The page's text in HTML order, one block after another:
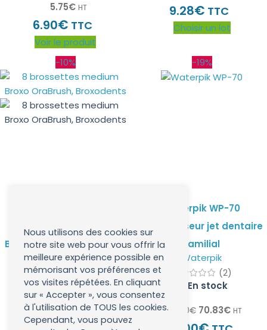
5.75€ HT
6.90€ TTC
Voir le produit
9.28€ TTC
Choisir un lot
-10%
Broxo OraBrush,
Broxodents mécanique &
sonique
Broxo
(12)
En stock
42.50€ 38.33€ HT
-19%
Waterpik WP-70
hydropulseur jet dentaire
familial
Waterpik
(2)
En stock
87.90€ 70.83€ HT
Nous utilisons des cookies sur
notre site web pour vous offrir la
meilleure expérience possible en
mémorisant vos préférences et
vos visites répétées. En cliquant
sur « Accepter », vous consentez
à l'utilisation de TOUS les cookies.
Cependant, vous pouvez